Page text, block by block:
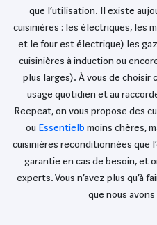
que l’utilisation. Il existe
cuisinières : les électriques, les
et le four est électrique) les
cuisinières à induction ou
plus larges). À vous de choisir
usage quotidien et au
Reepeat, on vous propose des
ou Essentielb moins chères,
cuisinières reconditionnées que
garantie en cas de besoin, et
experts. Vous n’avez plus qu’à
que nous